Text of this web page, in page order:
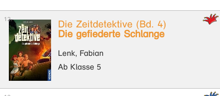
Die Zeitdetektive (Bd. 4)
Die gefiederte Schlange
Lenk, Fabian
Ab Klasse 5